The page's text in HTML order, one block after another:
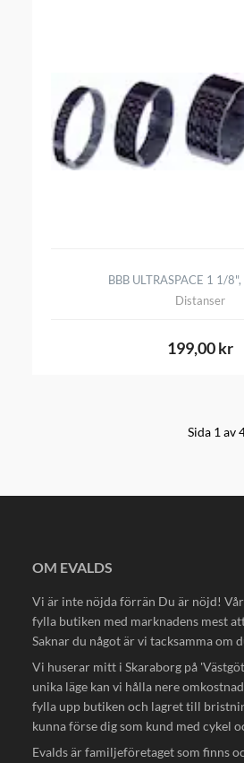
BBB ULTRASPACE 1 1/
Distanser
199,00 kr
Sida 1 av
OM EVALDS
Vi är inte nöjda förrän Du är nöjd!
fylla butiken med marknadens mest
Saknar du något är vi tacksamma om
Vi huserar mitt i Skaraborg på
unika läge kan vi hålla nere
fylla upp butiken och lagret till
kunna förse dig som kund med cykel
Evalds är familjeföretaget som finns